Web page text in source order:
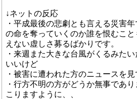
↓ネットの反応
・平成最後の悲劇とも言える災害
の命を奪っていくのか誰を恨むこ
えない虚しさ募るばかりです。
・来週また大きな台風がくるみた
いいけど
・被害に遭われた方のニュースを見
・行方不明の方がどうか無事であ
こりますように、、